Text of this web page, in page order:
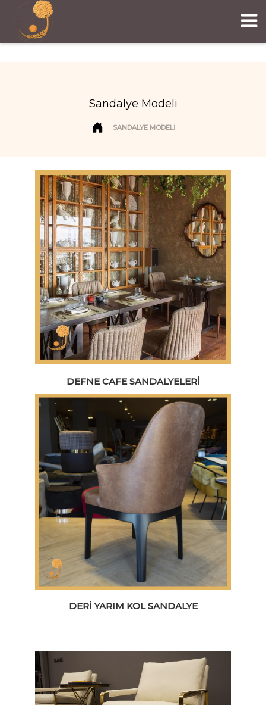
Sandalye Modeli
SANDALYE MODELI
DEFNE CAFE SANDALYELERI
DERI YARIM KOL SANDALYE